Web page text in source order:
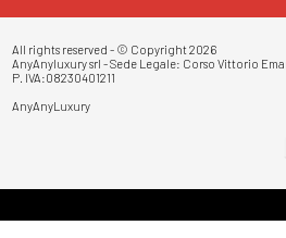
All rights reserved - © Copyright 2026
AnyAnyluxury srl - Sede Legale: Corso Vittorio
P. IVA:08230401211
AnyAnyLuxury